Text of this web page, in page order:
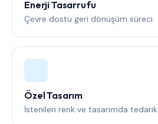
Enerji Tasarrufu
Çevre dostu geri dönüşüm süreci
Özel Tasarım
İstenilen renk ve tasarımda tedarik